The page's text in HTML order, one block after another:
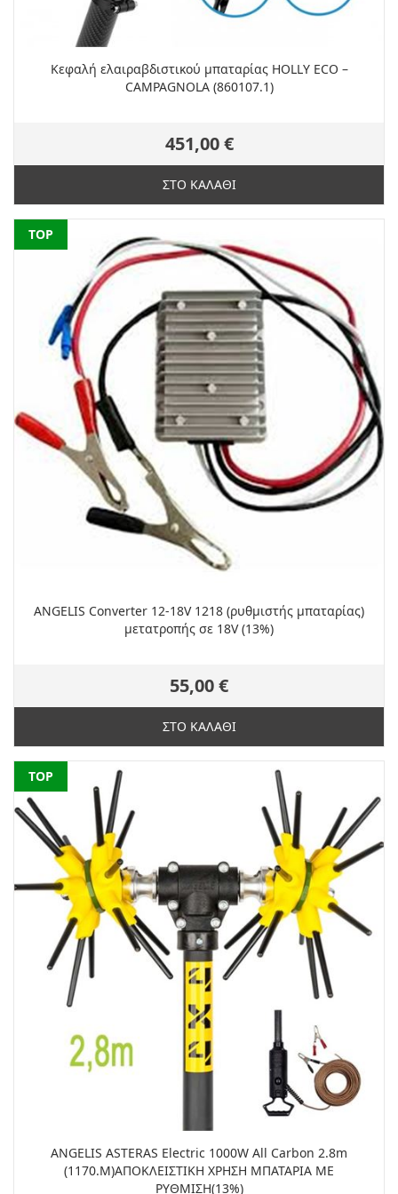
Κεφαλή ελαιραβδιστικού μπαταρίας HOLLY ECO –
CAMPAGNOLA (860107.1)
451,00 €
ΣΤΟ ΚΑΛΑΘΙ
NEW
TOP
ANGELIS Converter 12-18V 1218 (ρυθμιστής μπαταρίας)
μετατροπής σε 18V (13%)
55,00 €
ΣΤΟ ΚΑΛΑΘΙ
NEW
TOP
ANGELIS ASTERAS Electric 1000W All Carbon 2.8m
(1170.M)ΑΠΟΚΛΕΙΣΤΙΚΗ ΧΡΗΣΗ ΜΠΑΤΑΡΙΑ ΜΕ
ΡΥΘΜΙΣΗ(13%)